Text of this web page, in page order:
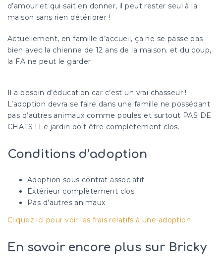
d’amour et qui sait en donner, il peut rester seul à la
maison sans rien détériorer !
Actuellement, en famille d’accueil, ça ne se passe pas
bien avec la chienne de 12 ans de la maison. et du coup,
la FA ne peut le garder.
Il a besoin d’éducation car c’est un vrai chasseur !
L’adoption devra se faire dans une famille ne possédant
pas d’autres animaux comme poules et surtout PAS DE
CHATS ! Le jardin doit être complètement clos.
Conditions d’adoption
Adoption sous contrat associatif
Extérieur complètement clos
Pas d’autres animaux
Cliquez ici pour voir les frais relatifs à une adoption
En savoir encore plus sur Bricky